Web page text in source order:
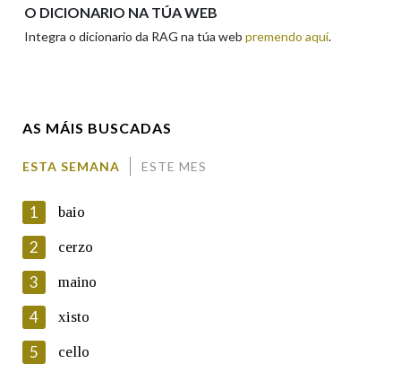
En cumprimento da normativa vixente en materia de
Protección de Datos de Carácter Persoal, a Real Academia
Galega informa a aqueles usuarios que faciliten o seu correo
electrónico, así como calquera outra información de carácter
persoal, que estes datos serán obxecto de tratamento
O DICIONARIO NA TÚA WEB
Integra o dicionario da RAG na túa web premendo aquí.
AS MÁIS BUSCADAS
ESTA SEMANA ESTE MES
1 baio
2 cerzo
3 maino
4 xisto
5 cello